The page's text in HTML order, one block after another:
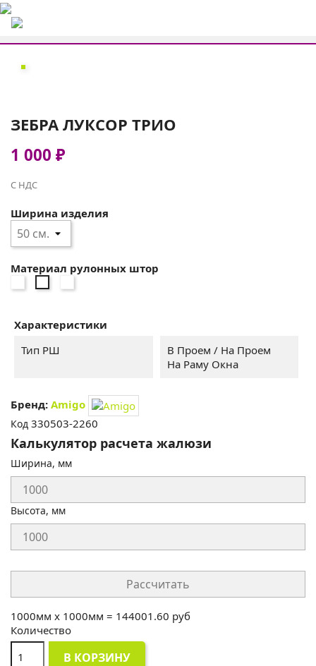
ЗЕБРА ЛУКСОР ТРИО
1 000 ₽
С НДС
Ширина изделия
Материал рулонных штор
2260
кость
4063 3466
Характеристики
Тип РШ
В Проем / На Проем
На Раму Окна
Бренд: Amigo
Код 330503-2260
Калькулятор расчета жалюзи
Ширина, мм
Высота, мм
Рассчитать
1000мм x 1000мм = 144001.60 руб
Количество
В КОРЗИНУ